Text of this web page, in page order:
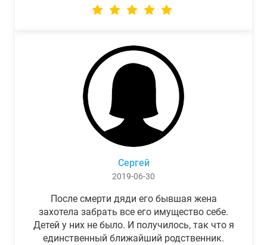
Сергей
2019-06-30
После смерти дяди его бывшая жена
захотела забрать все его имущество себе.
Детей у них не было. И получилось, так что я
единственный ближайший родственник.